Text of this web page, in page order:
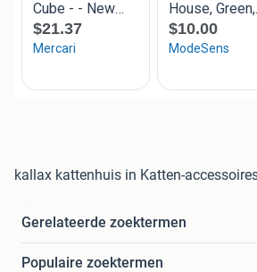
kallax kattenhuis in Katten-
Gerelateerde zoektermen
Populaire zoektermen